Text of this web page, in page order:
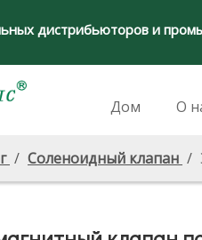
дистрибьюторов и
Дом О
/ Соленоидный клапан /